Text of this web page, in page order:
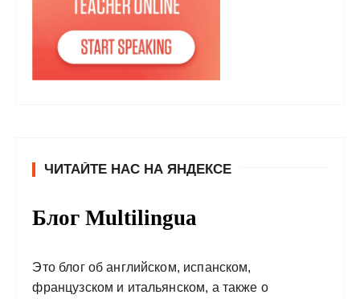
ЧИТАЙТЕ НАС НА ЯНДЕКСЕ
Блог Multilingua
Это блог об английском, испанском,
французском и итальянском, а также о